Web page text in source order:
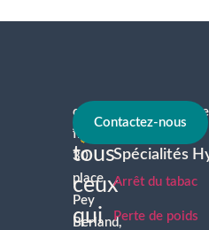
À
tous
ceux
qui
france.com
30
place
Pey
Berland,
Contactez-nous
Spécialités
Arrêt du tabac
Perte de poids